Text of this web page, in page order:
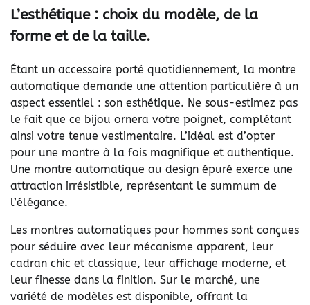
L’esthétique : choix du modèle, de la
forme et de la taille.
Étant un accessoire porté quotidiennement, la montre
automatique demande une attention particulière à un
aspect essentiel : son esthétique. Ne sous-estimez pas
le fait que ce bijou ornera votre poignet, complétant
ainsi votre tenue vestimentaire. L’idéal est d’opter
pour une montre à la fois magnifique et authentique.
Une montre automatique au design épuré exerce une
attraction irrésistible, représentant le summum de
l’élégance.
Les montres automatiques pour hommes sont conçues
pour séduire avec leur mécanisme apparent, leur
cadran chic et classique, leur affichage moderne, et
leur finesse dans la finition. Sur le marché, une
variété de modèles est disponible, offrant la